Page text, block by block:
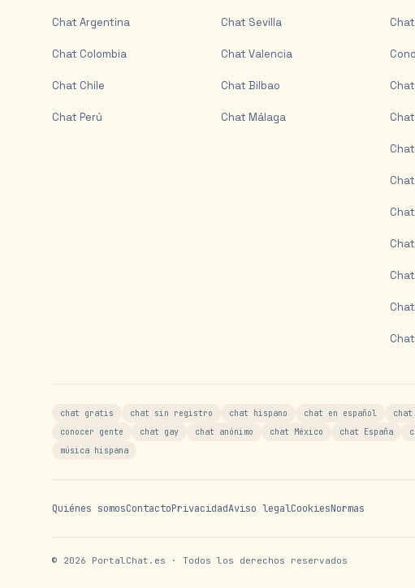
Chat Argentina
Chat Colombia
Chat Chile
Chat Perú
Chat Sevilla
Chat Valencia
Chat Bilbao
Chat Málaga
chat gratis chat sin registro chat hispano chat en español
conocer gente
chat gay chat anónimo chat México chat España
música hispana
Quiénes somosContactoPrivacidadAviso legalCookiesNormas
© 2026 PortalChat.es · Todos los derechos reservados